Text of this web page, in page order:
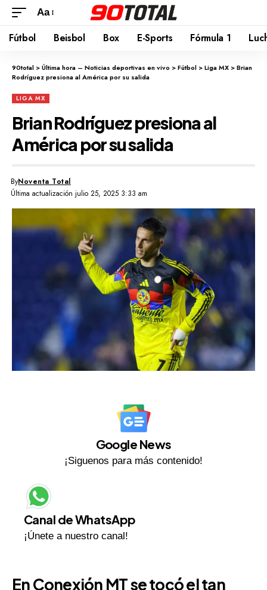
Aa
Fútbol Beisbol Box E-Sports Fórmula 1
90total >Última hora – Noticias deportivas en vivo >Fútbol >Liga MX >Brian
Rodríguez presiona al América por su salida
LIGA MX
Brian Rodríguez presiona al
América por su salida
Última actualización julio 25, 2025 3:33 am
ByNoventa Total
Google News
¡Siguenos para más contenido!
Canal de WhatsApp
¡Únete a nuestro canal!
En Conexión MT se tocó el tan